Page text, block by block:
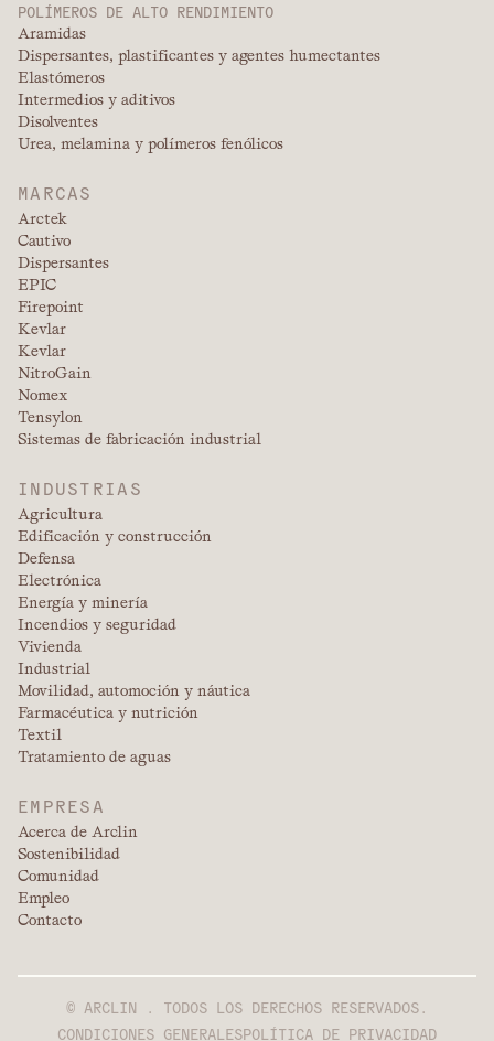
POLÍMEROS DE ALTO RENDIMIENTO
Aramidas
Dispersantes, plastificantes y agentes humectantes
Elastómeros
Intermedios y aditivos
Disolventes
Urea, melamina y polímeros fenólicos
MARCAS
Arctek
Cautivo
Dispersantes
EPIC
Firepoint
Kevlar
Kevlar
NitroGain
Nomex
Tensylon
Sistemas de fabricación industrial
INDUSTRIAS
Agricultura
Edificación y construcción
Defensa
Electrónica
Energía y minería
Incendios y seguridad
Vivienda
Industrial
Movilidad, automoción y náutica
Farmacéutica y nutrición
Textil
Tratamiento de aguas
EMPRESA
Acerca de Arclin
Sostenibilidad
Comunidad
Empleo
Contacto
CONDICIONES GENERALESPOLÍTICA DE PRIVACIDAD
© ARCLIN . TODOS LOS DERECHOS RESERVADOS.